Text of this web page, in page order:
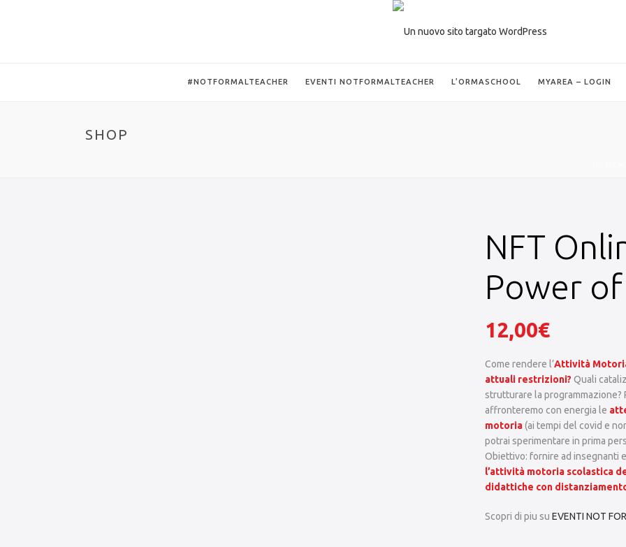
#NOTFORMALTEACHER EVENTI NOTFORMALTEACHER L’ORMASCHOOL MYAREA – LOGIN
SHOP
NFT
Power
12,00€
Come rendere l’Attività
attuali restrizioni? Quali
strutturare la
affronteremo con energia le
motoria(ai tempi del covid e
potrai sperimentare in prima
Obiettivo: fornire ad insegnanti
l’attività motoria scolastica
didattiche con
Scopri di piu su EVENTI NOT